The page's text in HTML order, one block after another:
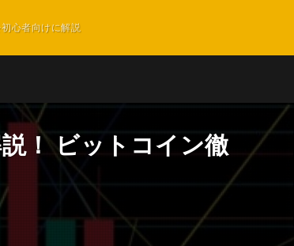
心者向けに解説
！ ビットコイン徹